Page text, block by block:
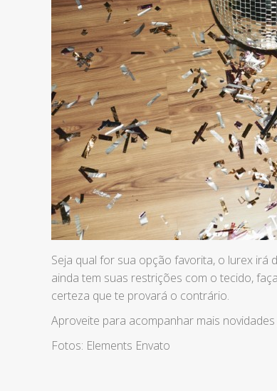
Seja qual for sua opção favorita, o lurex
ainda tem suas restrições com o tecido,
certeza que te provará o contrário.
Aproveite para acompanhar mais novidades
Fotos: Elements Envato